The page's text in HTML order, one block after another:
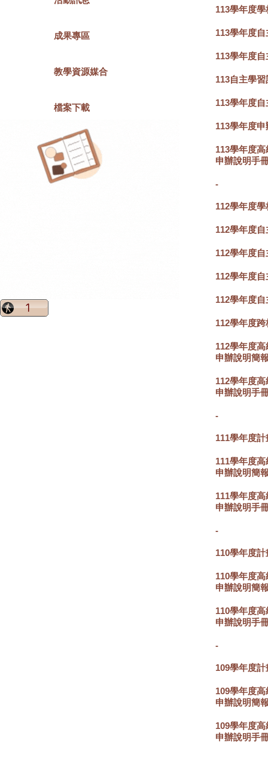
成果專區
教學資源媒合
檔案下載
113學年度
113學年度
113學年度
113自主學
113學年度
113學年度
113學年度
申辦說明手
-
112學年度
112學年度
112學年度
112學年度
112學年度
112學年度
112學年度
申辦說明簡
112學年度
申辦說明手
-
111學年度
111學年度
申辦說明簡
111學年度
申辦說明手
-
110學年度
110學年度
申辦說明簡
110學年度
申辦說明手
-
109學年度
109學年度
申辦說明簡
109學年度
申辦說明手